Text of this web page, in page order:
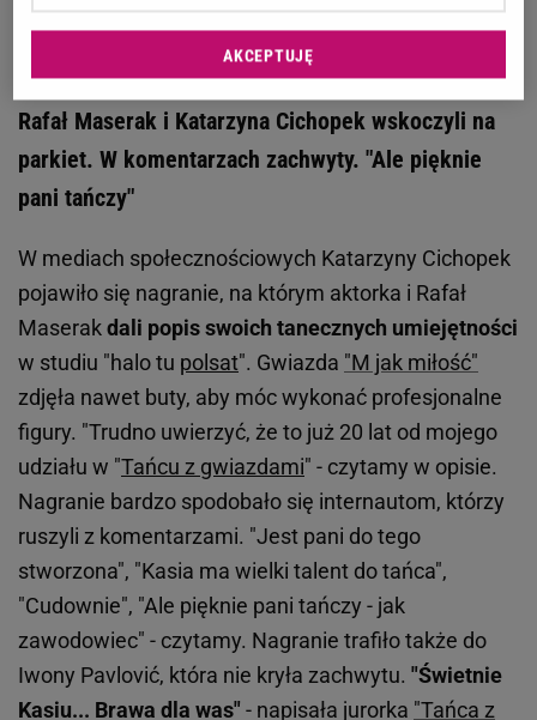
Zobacz wideoDowbor ostro o Miszczaku. Widzi go
w "Tańcu z gwiazdami"?
Rafał Maserak i Katarzyna Cichopek wskoczyli na
parkiet. W komentarzach zachwyty. "Ale pięknie
pani tańczy"
W mediach społecznościowych Katarzyny Cichopek
pojawiło się nagranie, na którym aktorka i Rafał
Maserakdali popis swoich tanecznych umiejętności
w studiu "halo tu polsat". Gwiazda "M jak miłość"
zdjęła nawet buty, aby móc wykonać profesjonalne
figury. "Trudno uwierzyć, że to już 20 lat od mojego
udziału w "Tańcu z gwiazdami" - czytamy w opisie.
Nagranie bardzo spodobało się internautom, którzy
ruszyli z komentarzami. "Jest pani do tego
stworzona", "Kasia ma wielki talent do tańca",
"Cudownie", "Ale pięknie pani tańczy - jak
zawodowiec" - czytamy. Nagranie trafiło także do
Iwony Pavlović, która nie kryła zachwytu. "Świetnie
Kasiu... Brawa dla was" - napisała jurorka "Tańca z
AKCEPTUJĘ